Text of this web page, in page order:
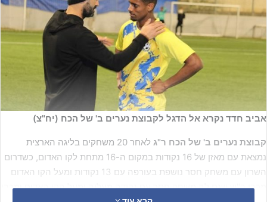
אביב חדד נקרא אל הדגל לקבוצת נערים ב' של הכח (יח"צ)
קבוצת נערים ב' של הכח ר"ג
לאחר 20 משחקים בליגה הארצית
נמצאת עם מאזן של 16 נקודות במקום ה-16 מתחת לקו האדום, כשדרום
השרון עם משחק חסר נושפת בעורפה עם 13 נקודות ומעל הקו האדום
מכבי ב"ש שגם לה משחק חסר עם נקודה מעליה ומעל הקו האדום ומכבי